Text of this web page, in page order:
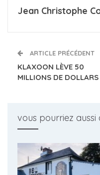
Jean Christophe
ARTICLE PRÉCÉDENT
KLAXOON LÈVE 50
MILLIONS DE DOLLARS
vous pourriez aussi